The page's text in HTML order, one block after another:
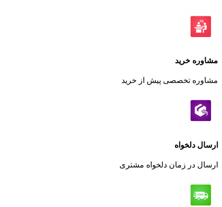
مشاوره خرید
مشاوره تخصصی پیش از خرید
ارسال دلخواه
ارسال در زمان دلخواه مشتری